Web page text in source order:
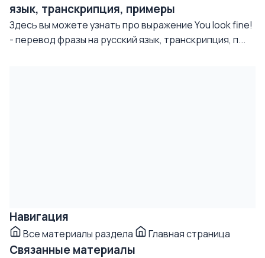
язык, транскрипция, примеры
Здесь вы можете узнать про выражение You look fine!
- перевод фразы на русский язык, транскрипция, п...
Навигация
Все материалы раздела Главная страница
Связанные материалы